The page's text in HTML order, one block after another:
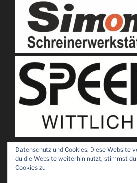
Datenschutz und Cookies: Diese Website
du die Website weiterhin nutzt, stimmst
Cookies zu.